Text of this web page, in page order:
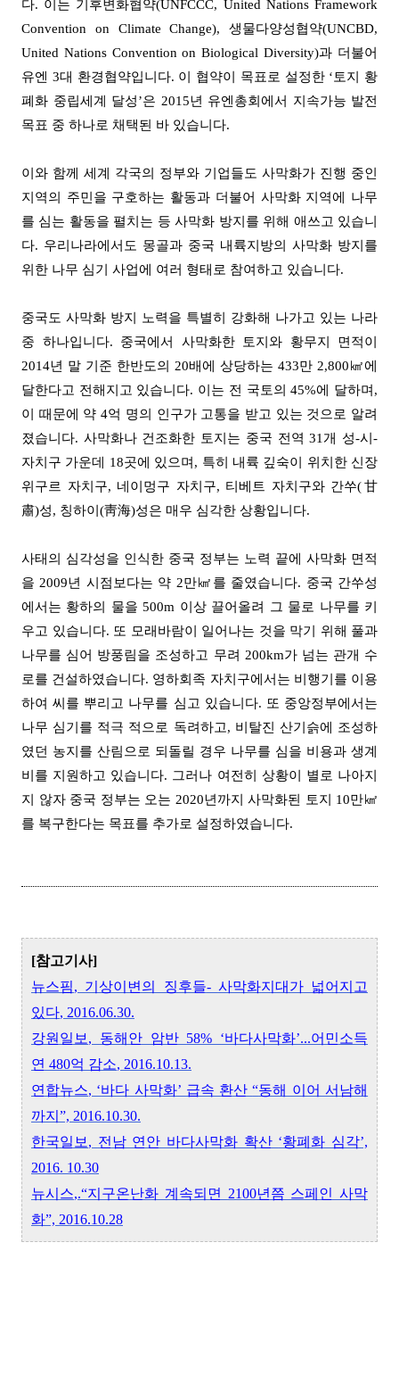
다. 이는 기후변화협약(UNFCCC, United Nations Framework
Convention on Climate Change), 생물다양성협약(UNCBD,
United Nations Convention on Biological Diversity)과 더불어
유엔 3대 환경협약입니다. 이 협약이 목표로 설정한 ‘토지 황
폐화 중립세계 달성’은 2015년 유엔총회에서 지속가능 발전
목표 중 하나로 채택된 바 있습니다.
이와 함께 세계 각국의 정부와 기업들도 사막화가 진행 중인
지역의 주민을 구호하는 활동과 더불어 사막화 지역에 나무
를 심는 활동을 펼치는 등 사막화 방지를 위해 애쓰고 있습니
다. 우리나라에서도 몽골과 중국 내륙지방의 사막화 방지를
위한 나무 심기 사업에 여러 형태로 참여하고 있습니다.
중국도 사막화 방지 노력을 특별히 강화해 나가고 있는 나라
중 하나입니다. 중국에서 사막화한 토지와 황무지 면적이
2014년 말 기준 한반도의 20배에 상당하는 433만 2,800㎢에
달한다고 전해지고 있습니다. 이는 전 국토의45%에 달하며 ,
이 때문에 약4억 명의 인구가 고통을 받고 있는 것으로 알려
졌습니다. 사막화나 건조화한 토지는 중국 전역31 개 성-시-
자치구 가운데 18곳에 있으며 , 특히 내륙 깊숙이 위치한 신장
위구르 자치구, 네이멍구 자치구, 티베트 자치구와 간쑤(甘
肅)성, 칭하이 (靑海)성은 매우 심각한 상황입니다.
사태의 심각성을 인식한 중국 정부는 노력 끝에 사막화 면적
을 2009년 시점보다는 약 2만㎢ 를 줄였습니다. 중국 간쑤성
에서는 황하의 물을500m 이상 끌어올려 그 물로 나무를 키
우고 있습니다. 또 모래바람이 일어나는 것을 막기 위해 풀과
나무를 심어 방풍림을 조성하고 무려 200km가 넘는 관개 수
로를 건설하였습니다. 영하회족 자치구에서는 비행기를 이용
하여 씨를 뿌리고 나무를 심고 있습니다. 또 중앙정부에서는
나무 심기를 적극 적으로 독려하고, 비탈진 산기슭에 조성하
였던 농지를 산림으로 되돌릴 경우 나무를 심을 비용과 생계
비를 지원하고 있습니다. 그러나 여전히 상황이 별로 나아지
지 않자 중국 정부는 오는 2020년까지 사막화된 토지 10만㎢
를 복구한다는 목표를 추가로 설정하였습니다.
[참고기사]
뉴스핌, 기상이변의 징후들- 사막화지대가 넓어지고
있다, 2016.06.30.
강원일보 , 동해안 암반 58% ‘바다사막화’...어민소득
연 480억 감소, 2016.10.13.
연합뉴스, ‘바다 사막화’ 급속 환산“동해 이어 서남해
까지 ”, 2016.10.30.
한국일보 , 전남 연안 바다사막화 확산 ‘황폐화 심각’,
2016. 10.30
뉴시스,.“지구온난화 계속되면 2100년쯤 스페인 사막
화”, 2016.10.28